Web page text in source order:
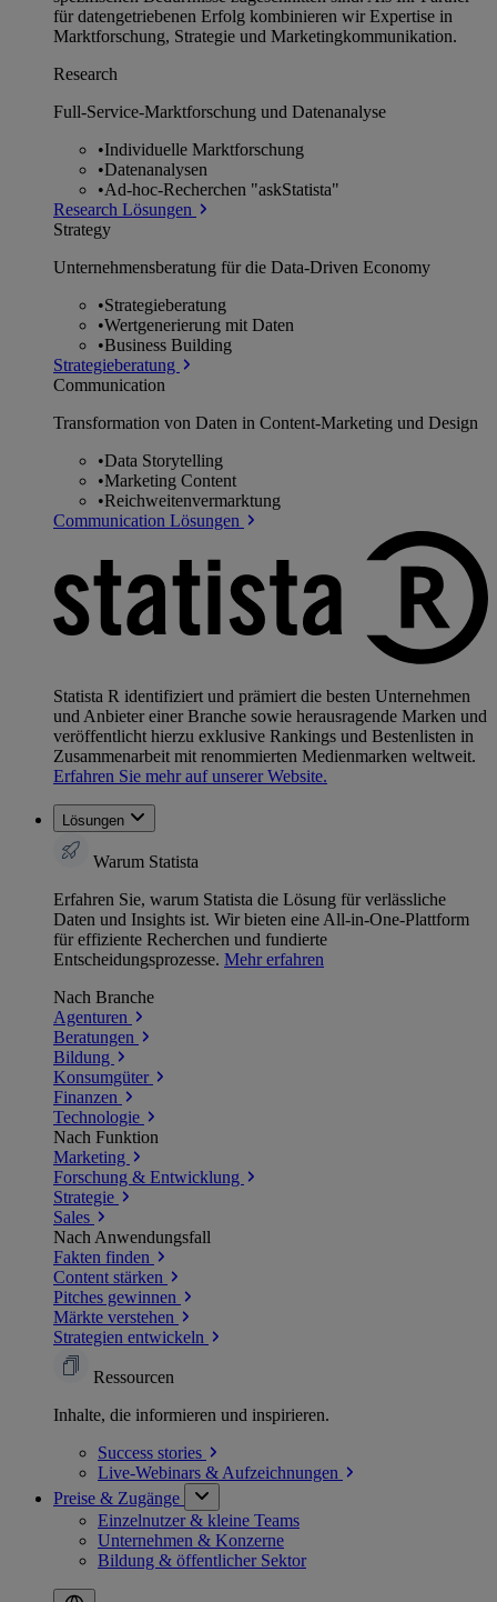
für datengetriebenen Erfolg kombinieren wir Expertise in
Marktforschung, Strategie und Marketingkommunikation.
Research
Full-Service-Marktforschung und Datenanalyse
•Individuelle Marktforschung
•Datenanalysen
•Ad-hoc-Recherchen "askStatista"
Research Lösungen
Strategy
Unternehmens­beratung für die Data-Driven Economy
•Strategieberatung
•Wertgenerierung mit Daten
•Business Building
Strategieberatung
Communication
Transformation von Daten in Content-Marketing und Design
•Data Storytelling
•Marketing Content
•Reichweitenvermarktung
Communication Lösungen
Statista R identifiziert und prämiert die besten Unternehmen
und Anbieter einer Branche sowie herausragende Marken und
veröffentlicht hierzu exklusive Rankings und Bestenlisten in
Zusammenarbeit mit renommierten Medienmarken weltweit.
Erfahren Sie mehr auf unserer Website.
Lösungen
Warum Statista
Erfahren Sie, warum Statista die Lösung für verlässliche
Daten und Insights ist. Wir bieten eine All-in-One-Plattform
für effiziente Recherchen und fundierte
Entscheidungsprozesse. Mehr erfahren
Nach Branche
Agenturen
Beratungen
Bildung
Konsumgüter
Finanzen
Technologie
Nach Funktion
Marketing
Forschung & Entwicklung
Strategie
Sales
Nach Anwendungsfall
Fakten finden
Content stärken
Pitches gewinnen
Märkte verstehen
Strategien entwickeln
Ressourcen
Inhalte, die informieren und inspirieren.
Success stories
Live-Webinars & Aufzeichnungen
Preise & Zugänge
Einzelnutzer & kleine Teams
Unternehmen & Konzerne
Bildung & öffentlicher Sektor